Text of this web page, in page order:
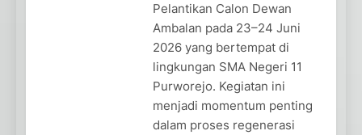
Pelantikan Calon Dewan
Ambalan pada 23–24 Juni
2026 yang bertempat di
lingkungan SMA Negeri 11
Purworejo. Kegiatan ini
menjadi momentum penting
dalam proses regenerasi